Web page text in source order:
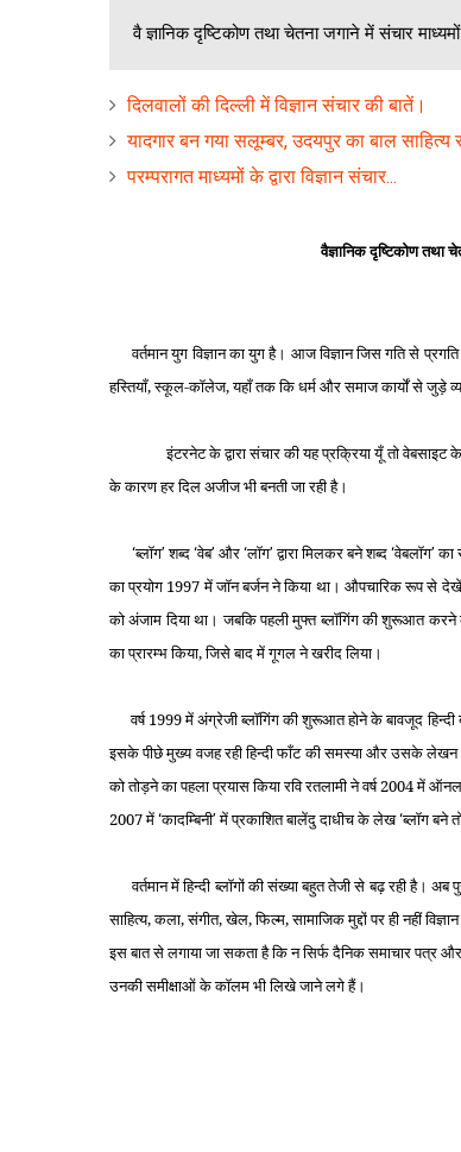
वै ज्ञानिक दृष्टिकोण तथा चेतना जगाने में संचार
दिलवालों की दिल्‍ली में विज्ञान संचार की बातें।
यादगार बन गया सलूम्‍बर, उदयपुर का बाल साहित्‍य
परम्‍परागत माध्‍यमों के द्वारा विज्ञान संचार...
वैज्ञानिक दृष्टिकोण तथा
वर्तमान युग विज्ञान का युग है। आज विज्ञान जिस गति से
हस्तियाँ, स्‍कूल-कॉलेज, यहाँ तक कि धर्म और समाज कार्यों से जुड़े
इंटरनेट के द्वारा संचार की यह प्रक्रिया यूँ तो
के कारण हर दिल अजीज भी बनती जा रही है।
‘ब्‍लॉग’ शब्‍द ‘वेब’ और ‘लॉग’ द्वारा मिलकर बने शब्‍द‘वेबलॉग’ का
का प्रयोग 1997 में जॉन बर्जन ने किया था। औपचारिक रूप से देखें
को अंजाम दिया था। जबकि पहली मुफ्त ब्‍लॉगिंग की शुरूआत करने
का प्रारम्‍भ किया, जिसे बाद में गूगल ने खरीद लिया।
वर्ष 1999 में अंग्रेजी ब्‍लॉगिंग की शुरूआत होने के बावजूद हिन्‍दी
इसके पीछे मुख्‍य वजह रही हिन्‍दी फाँट की समस्‍या और उसके लेखन
को तोड़ने का पहला प्रयास किया रवि रतलामी ने वर्ष 2004 में
2007 में ‘कादम्बिनी’ में प्रकाशित बालेंदु दाधीच के लेख‘ब्‍लॉग बने
वर्तमान में हिन्‍दी ब्‍लॉगों की संख्‍या बहुत तेजी से बढ़ रही है।
साहित्‍य, कला, संगीत, खेल, फिल्‍म, सामाजिक मुद्दों पर ही नहीं
इस बात से लगाया जा सकता है कि न सिर्फ दैनिक समाचार पत्र
उनकी समीक्षाओं के कॉलम भी लिखे जाने लगे हैं।